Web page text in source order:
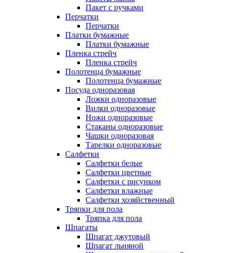
Пакет с ручками
Перчатки
Перчатки
Платки бумажные
Платки бумажные
Пленка стрейч
Пленка стрейч
Полотенца бумажные
Полотенца бумажные
Посуда одноразовая
Ложки одноразовые
Вилки одноразовые
Ножи одноразовые
Стаканы одноразовые
Чашки одноразовая
Тарелки одноразовые
Салфетки
Салфетки белые
Салфетки цветные
Салфетки с рисунком
Салфетки влажные
Салфетки хозяйственный
Тряпки для пола
Тряпка для пола
Шпагаты
Шпагат джутовый
Шпагат льняной